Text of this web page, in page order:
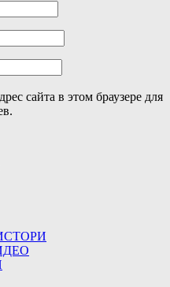
сайта в этом браузере для